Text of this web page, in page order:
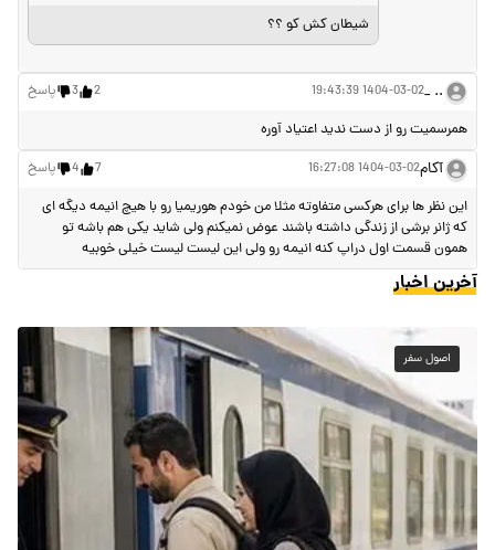
شیطان کش کو ؟؟
.. _
1404-03-02 19:43:39
2
3 پاسخ
همرسمیت رو از دست ندید اعتیاد آوره
آکام1404-03-02 16:27:08
7
4 پاسخ
این نظر ها برای هرکسی متفاوته مثلا من خودم هوریمیا رو با هیچ انیمه دیگه ای
که ژانر برشی از زندگی داشته باشند عوض نمیکنم ولی شاید یکی هم باشه تو
همون قسمت اول دراپ کنه انیمه رو ولی این لیست لیست خیلی خوبیه
آخرین اخبار
اصول سفر